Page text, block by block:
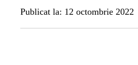
Publicat la: 12 octombrie 2022